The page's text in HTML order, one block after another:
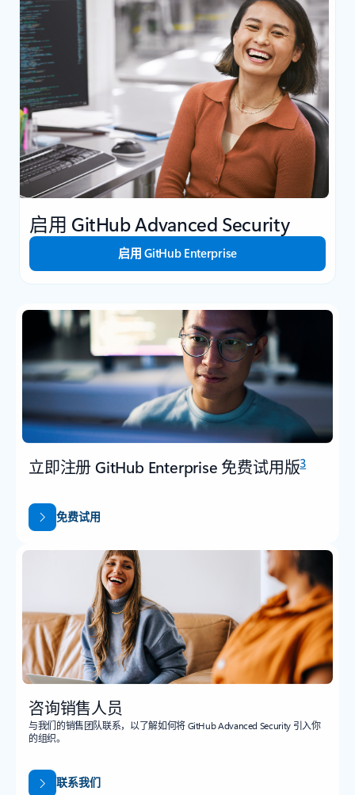
启用 GitHub Advanced Security
启用 GitHub Enterprise
立即注册 GitHub Enterprise 免费试用版3
免费试用
咨询销售人员
与我们的销售团队联系，以了解如何将 GitHub Advanced Security 引入你
的组织。
联系我们